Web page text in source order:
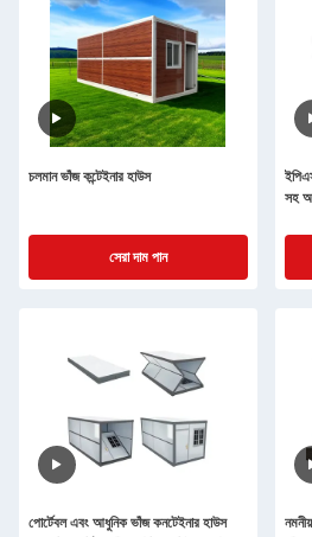
চলমান ভাঁজ কন্টেইনার হাউস
সেরা দাম পান
সহ
পোর্টেবল এবং আধুনিক ভাঁজ কনটেইনার হাউস